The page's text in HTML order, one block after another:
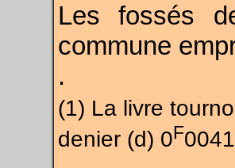
Les fossés
commune
.
(1) La livre
denier (d) 0F0041